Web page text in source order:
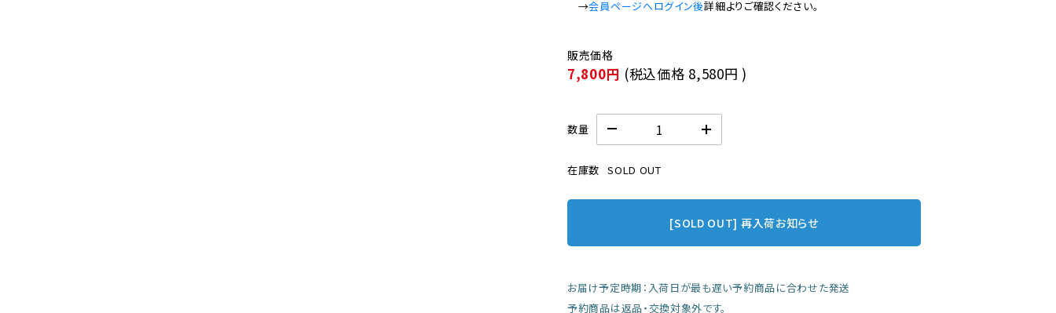
→会員ページへログイン後
7,800円 (税込価格 8,580円 )
数量
在庫数 SOLD OUT
[SOLD OUT] 再入荷お知らせ
お届け予定時期：入荷日が最も遅い予約商品に合わせた発送
予約商品は返品・交換対象外です。